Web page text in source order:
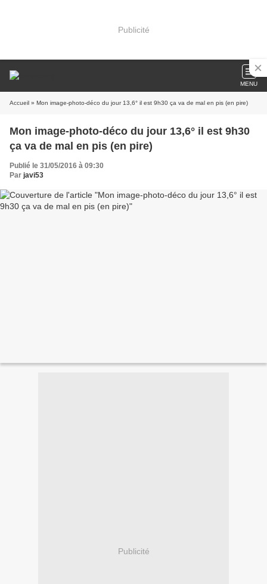
Publicité
MENU
Accueil » Mon image-photo-déco du jour 13,6° il est 9h30 ça va de mal en pis (en pire)
Mon image-photo-déco du jour 13,6° il est 9h30
ça va de mal en pis (en pire)
Publié le 31/05/2016 à 09:30
Par javi53
Publicité